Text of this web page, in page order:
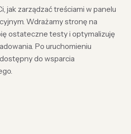
jak zarządzać treściami w panelu
Wdrażamy stronę na
ostateczne testy i optymalizuję
Po uruchomieniu
do wsparcia